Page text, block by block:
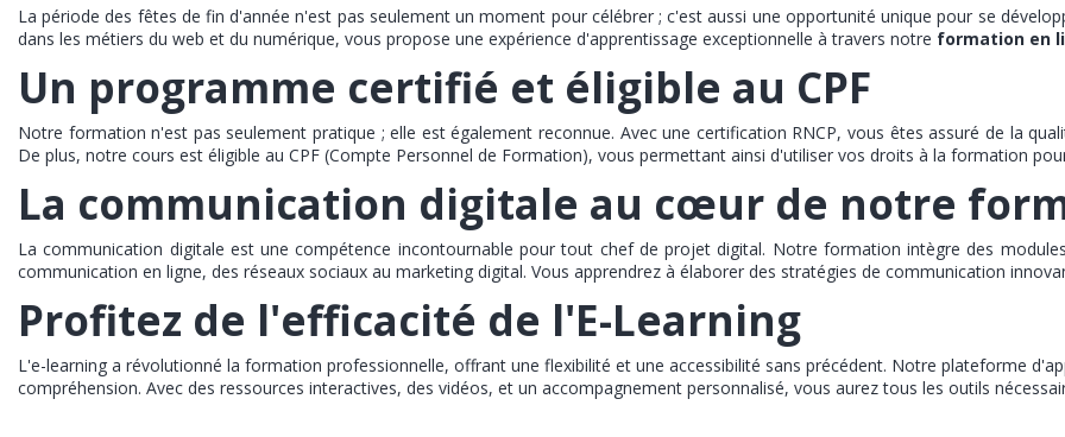
La période des fêtes de fin d'année n'est pas seulement un moment pour célébrer ; c'est aussi une opportunité unique pour se
dans les métiers du web et du numérique, vous propose une expérience d'apprentissage exceptionnelle à travers notre formation en
Un programme certifié et éligible au CPF
Notre formation n'est pas seulement pratique ; elle est également reconnue. Avec une certification RNCP, vous êtes assuré de la
De plus, notre cours est éligible au CPF (Compte Personnel de Formation), vous permettant ainsi d'utiliser vos droits à la formation
La communication digitale au cœur de notre
La communication digitale est une compétence incontournable pour tout chef de projet digital. Notre formation intègre des
communication en ligne, des réseaux sociaux au marketing digital. Vous apprendrez à élaborer des stratégies de communication
Profitez de l'efficacité de l'E-Learning
L'e-learning a révolutionné la formation professionnelle, offrant une flexibilité et une accessibilité sans précédent. Notre plateforme
compréhension. Avec des ressources interactives, des vidéos, et un accompagnement personnalisé, vous aurez tous les outils